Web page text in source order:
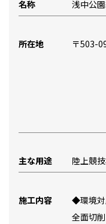
名称 浅中公
所在地 〒503-
主な用途 陸上競
施工内容
◆環境
全面切